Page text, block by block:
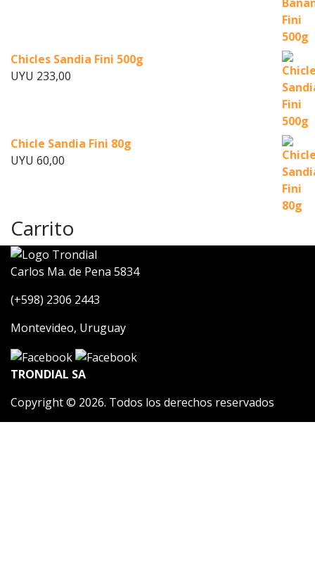
Chicles Sandia Fini 500g
UYU 233,00
Chicle Sandia Fini 80g
UYU 60,00
Carrito
Carlos Ma. de Pena 5834
(+598) 2306 2443
Montevideo, Uruguay
TRONDIAL SA
Copyright © 2026. Todos los derechos reservados